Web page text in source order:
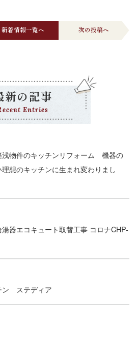
新着情報一覧へ 次の投稿へ
新の記事
Entries
物件のキッチンリフォーム 機器の
想のキッチンに生まれ変わりまし
器エコキュート取替工事 コロナCHP-
ン ステディア